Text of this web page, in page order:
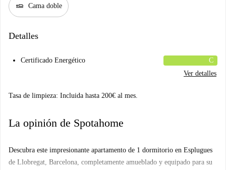
airline_seat_flat Cama doble
Detalles
Certificado Energético
C
Ver detalles
Tasa de limpieza: Incluida hasta 200€ al mes.
La opinión de Spotahome
Descubra este impresionante apartamento de 1 dormitorio en Esplugues
de Llobregat, Barcelona, completamente amueblado y equipado para su